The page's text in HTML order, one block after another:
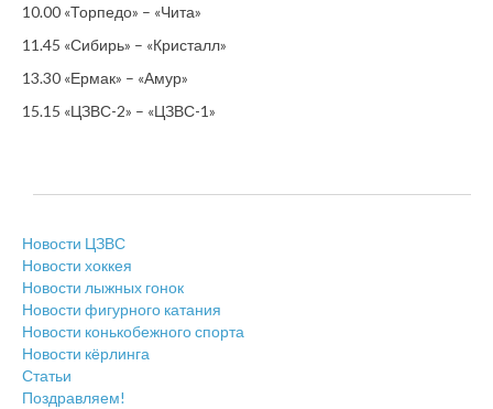
10.00 «Торпедо» – «Чита»
11.45 «Сибирь» – «Кристалл»
13.30 «Ермак» – «Амур»
15.15 «ЦЗВС-2» – «ЦЗВС-1»
Новости ЦЗВС
Новости хоккея
Новости лыжных гонок
Новости фигурного катания
Новости конькобежного спорта
Новости кёрлинга
Статьи
Поздравляем!